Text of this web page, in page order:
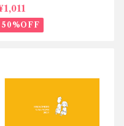
50%OFF